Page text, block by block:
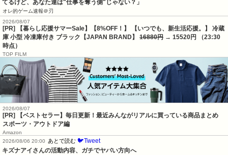
てるけど、あなた達は"仕事を奪う側"じゃない？」
オレ的ゲーム速報＠刃
2026/08/07
[PR] 【暮らし応援サマーSale】【8%OFF！】 【いつでも、新生活応援。】 冷蔵
庫 小型 冷凍庫付き ブラック【JAPAN BRAND】 16880円 → 15520円 （23:30
時点）
TOP FILM
2026/08/07
[PR] 【ベストセラー】毎日更新！最近みんながリアルに買っている商品まとめ
スポーツ・アウトドア編
Amazon
2026/08/06 20:00
あとで読む 🐦Tweet
キズナアイさんの活動内容、ガチでヤバい方向へ